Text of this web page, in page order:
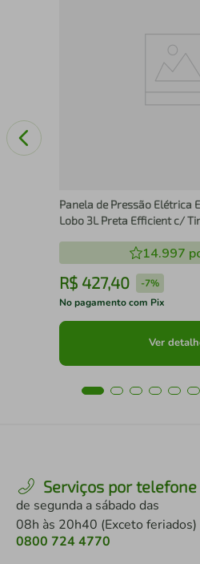
Panela de Pressão Elétrica
Lobo 3L Preta Efficient c/
14.997
R$ 427,40 -7%
No pagamento com Pix
Ver
Serviços por telefone
de segunda a sábado das
08h às 20h40 (Exceto feriados)
0800 724 4770